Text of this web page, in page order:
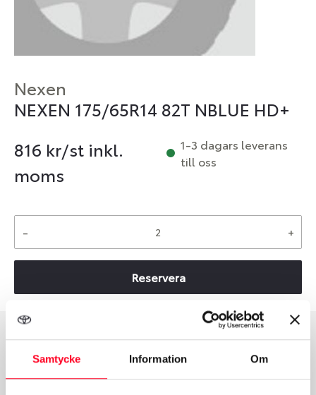
Samtycke Information Om
Nexen
NEXEN 175/65R14 82T NBLUE HD+
816 kr/st inkl.
moms
1-3 dagars leverans
till oss
- +
Reservera
Däcktyp
Sommar
Däckstorlek